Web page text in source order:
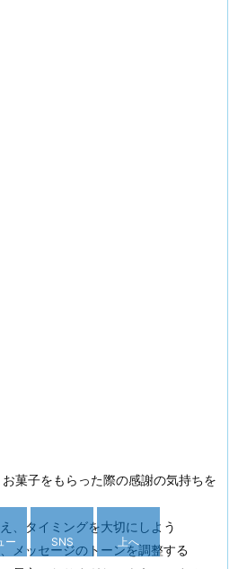
菓子をもらった際の感謝の気持ちを
、タイミングを大切にしよう
メッセージのトーンを調整する
ー SNS 上へ